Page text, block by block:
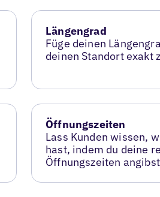
Längengrad
Füge deinen
deinen Standort exakt
Öffnungszeiten
Lass Kunden wissen,
hast, indem du deine
Öffnungszeiten